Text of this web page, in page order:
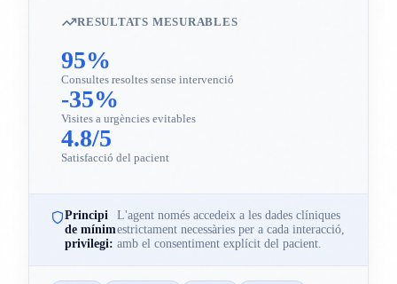
RESULTATS MESURABLES
95%
Consultes resoltes sense intervenció
-35%
Visites a urgències evitables
4.8/5
Satisfacció del pacient
Principi
de mínim
privilegi:
L'agent només accedeix a les dades clíniques
estrictament necessàries per a cada interacció,
amb el consentiment explícit del pacient.